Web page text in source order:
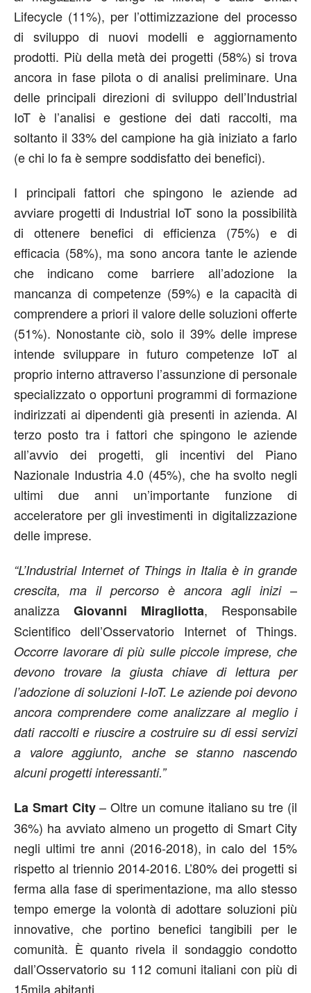
Lifecycle (11%), per l’ottimizzazione del processo
di sviluppo di nuovi modelli e aggiornamento
prodotti. Più della metà dei progetti (58%) si trova
ancora in fase pilota o di analisi preliminare. Una
delle principali direzioni di sviluppo dell’Industrial
IoT è l’analisi e gestione dei dati raccolti, ma
soltanto il 33% del campione ha già iniziato a farlo
(e chi lo fa è sempre soddisfatto dei benefici).
I principali fattori che spingono le aziende ad
avviare progetti di Industrial IoT sono la possibilità
di ottenere benefici di efficienza (75%) e di
efficacia (58%), ma sono ancora tante le aziende
che indicano come barriere all’adozione la
mancanza di competenze (59%) e la capacità di
comprendere a priori il valore delle soluzioni offerte
(51%). Nonostante ciò, solo il 39% delle imprese
intende sviluppare in futuro competenze IoT al
proprio interno attraverso l’assunzione di personale
specializzato o opportuni programmi di formazione
indirizzati ai dipendenti già presenti in azienda. Al
terzo posto tra i fattori che spingono le aziende
all’avvio dei progetti, gli incentivi del Piano
Nazionale Industria 4.0 (45%), che ha svolto negli
ultimi due anni un’importante funzione di
acceleratore per gli investimenti in digitalizzazione
delle imprese.
“L’Industrial Internet of Things in Italia è in grande
crescita, ma il percorso è ancora agli inizi–
analizza Giovanni Miragliotta, Responsabile
Scientifico dell’Osservatorio Internet of Things.
Occorre lavorare di più sulle piccole imprese, che
devono trovare la giusta chiave di lettura per
l’adozione di soluzioni I-IoT. Le aziende poi devono
ancora comprendere come analizzare al meglio i
dati raccolti e riuscire a costruire su di essi servizi
a valore aggiunto, anche se stanno nascendo
alcuni progetti interessanti.”
La Smart City– Oltre un comune italiano su tre (il
36%) ha avviato almeno un progetto di Smart City
negli ultimi tre anni (2016-2018), in calo del 15%
rispetto al triennio 2014-2016. L’80% dei progetti si
ferma alla fase di sperimentazione, ma allo stesso
tempo emerge la volontà di adottare soluzioni più
innovative, che portino benefici tangibili per le
comunità. È quanto rivela il sondaggio condotto
dall’Osservatorio su 112 comuni italiani con più di
15mila abitanti.